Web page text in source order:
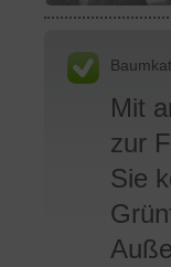
Mit
zur
Sie